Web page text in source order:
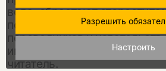
вода, обрастают
подтверждения которых, по
переводчиков и
интересующийся Арктикой
читатель.
Разрешить
Настроить